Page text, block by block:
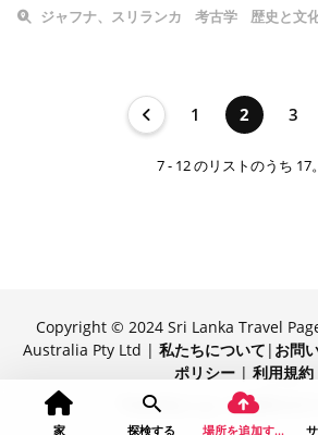
ジャフナ、スリランカ 考古学 歴史と文
1 2 3
7 - 12 のリストのうち 17
Copyright © 2024 Sri Lanka Travel
Australia Pty Ltd | 私たちについて | お問
ポリシー | 利用規約
Traventy によって提供され
家 探検する 場所を追加する